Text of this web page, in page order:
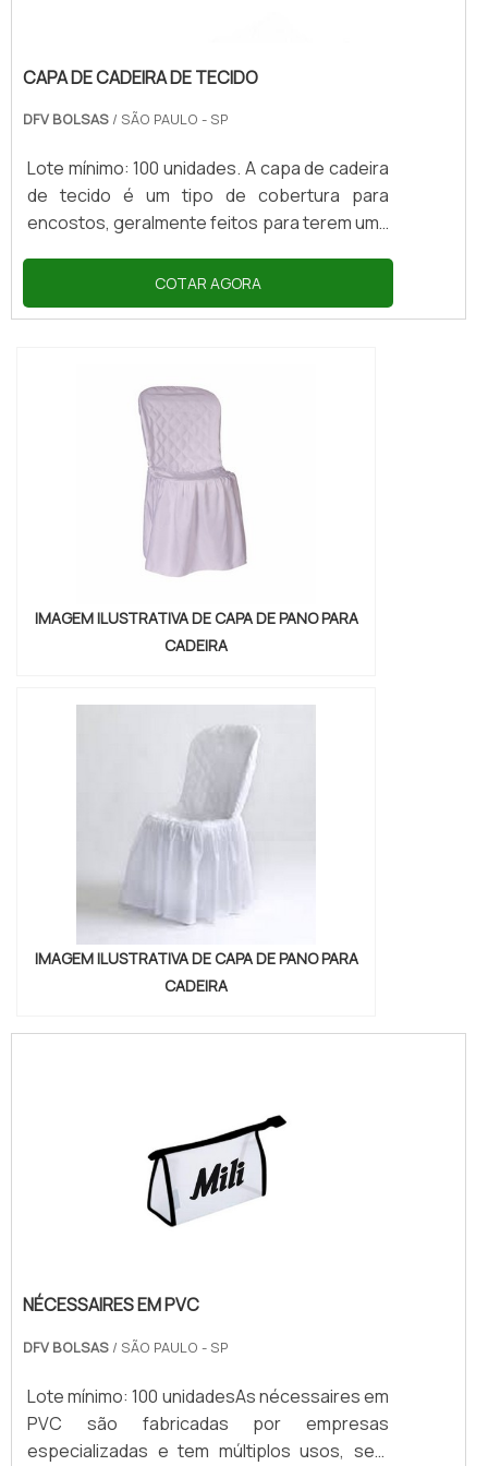
CAPA DE CADEIRA DE TECIDO
DFV BOLSAS / SÃO PAULO - SP
Lote mínimo: 100 unidades. A capa de cadeira
de tecido é um tipo de cobertura para
encostos, geralmente feitos para terem uma
se destaca, pois está diante dos olhos de
todos. As capas de cadeiras são
necessidade, fazendo com que ela seja
exclusiva, sem ter custos adicionais. CAPAS
DE CADEIRA TNT PERSONALIZADASModelo
aberto com elást...
COTAR AGORA
IMAGEM ILUSTRATIVA DE CAPA DE PANO PARA
CADEIRA
IMAGEM ILUSTRATIVA DE CAPA DE PANO PARA
CADEIRA
NÉCESSAIRES EM PVC
DFV BOLSAS / SÃO PAULO - SP
Lote mínimo: 100 unidadesAs nécessaires em
PVC são fabricadas por empresas
especializadas e tem múltiplos usos, seja